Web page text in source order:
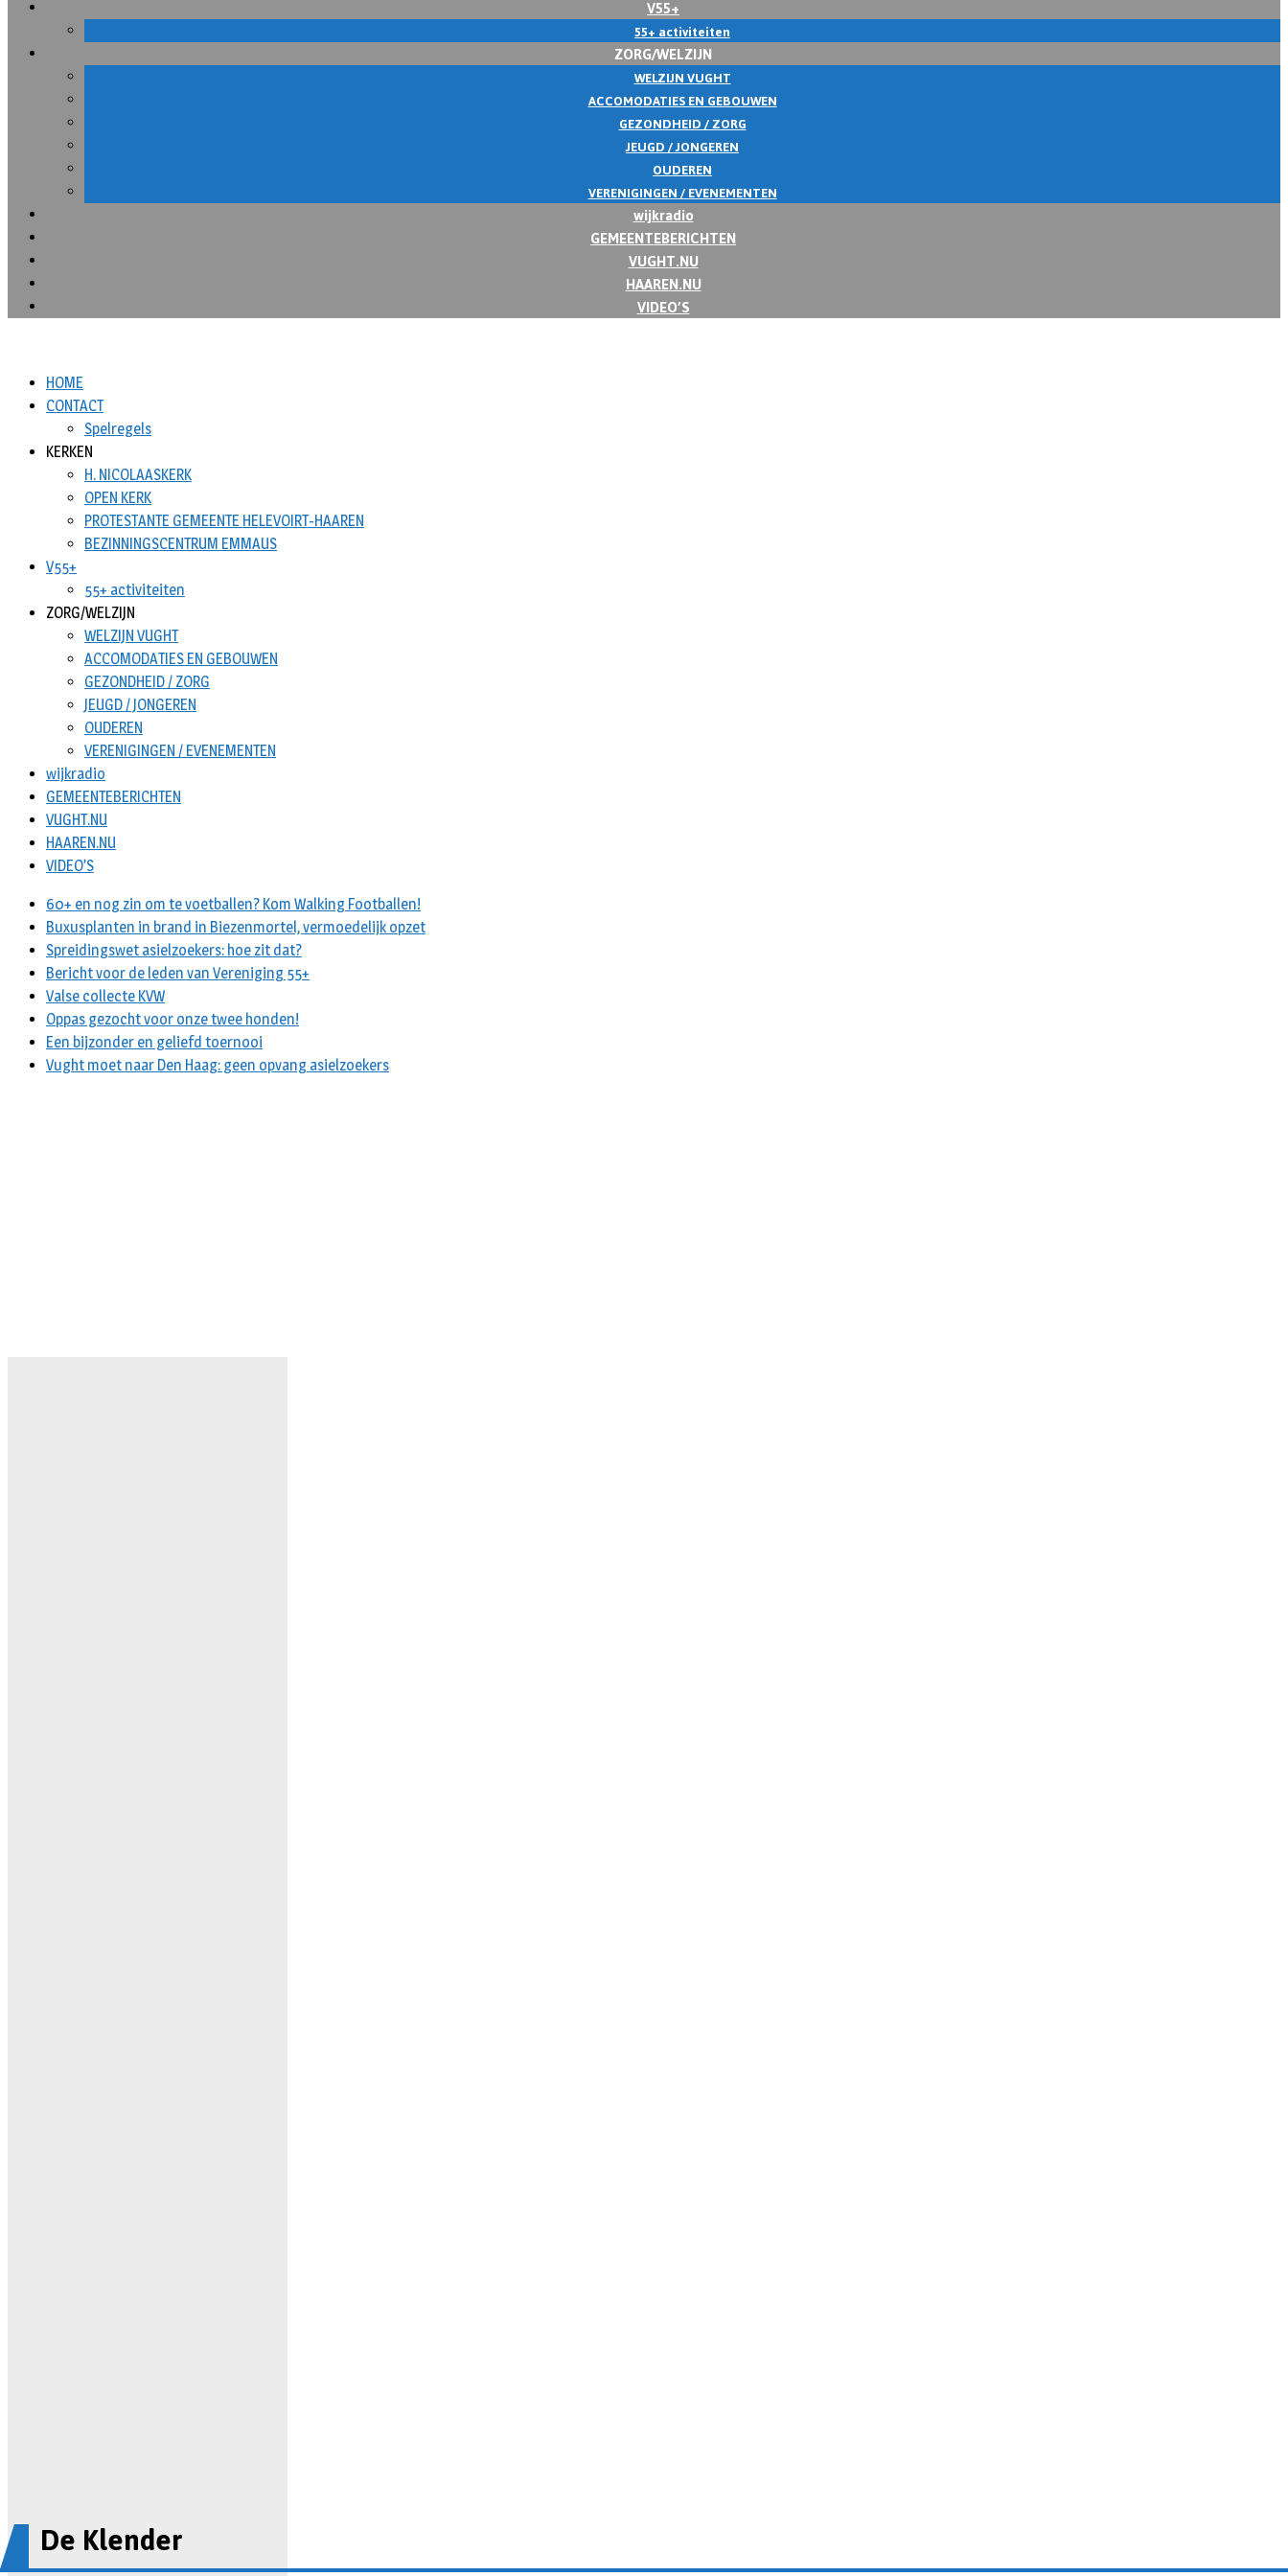
V55+
55+ activiteiten
ZORG/WELZIJN
WELZIJN VUGHT
ACCOMODATIES EN GEBOUWEN
GEZONDHEID / ZORG
JEUGD / JONGEREN
OUDEREN
VERENIGINGEN / EVENEMENTEN
wijkradio
GEMEENTEBERICHTEN
VUGHT.NU
HAAREN.NU
VIDEO’S
HOME
CONTACT
Spelregels
KERKEN
H. NICOLAASKERK
OPEN KERK
PROTESTANTE GEMEENTE HELEVOIRT-HAAREN
BEZINNINGSCENTRUM EMMAUS
V55+
55+ activiteiten
ZORG/WELZIJN
WELZIJN VUGHT
ACCOMODATIES EN GEBOUWEN
GEZONDHEID / ZORG
JEUGD / JONGEREN
OUDEREN
VERENIGINGEN / EVENEMENTEN
wijkradio
GEMEENTEBERICHTEN
VUGHT.NU
HAAREN.NU
VIDEO’S
60+ en nog zin om te voetballen? Kom Walking Footballen!
Buxusplanten in brand in Biezenmortel, vermoedelijk opzet
Spreidingswet asielzoekers: hoe zit dat?
Bericht voor de leden van Vereniging 55+
Valse collecte KVW
Oppas gezocht voor onze twee honden!
Een bijzonder en geliefd toernooi
Vught moet naar Den Haag: geen opvang asielzoekers
De Klender